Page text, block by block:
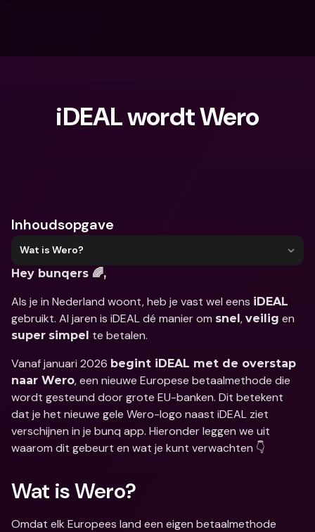
iDEAL wordt Wero
Inhoudsopgave
Wat is Wero?
Hey bunqers 🌈,
Als je in Nederland woont, heb je vast wel eens iDEAL
gebruikt. Al jaren is iDEAL dé manier om snel, veilig
super simpel te betalen.
Vanaf januari 2026 begint iDEAL met de overstap
naar Wero, een nieuwe Europese betaalmethode die
wordt gesteund door grote EU-banken. Dit betekent
dat je het nieuwe gele Wero-logo naast iDEAL ziet
verschijnen in je bunq app. Hieronder leggen we uit
waarom dit gebeurt en wat je kunt verwachten 👇
Wat is Wero?
Omdat elk Europees land een eigen betaalmethode